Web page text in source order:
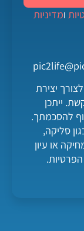
ומדיניות
יצירת
ייתכן
להסכמתך.
סליקה,
או עיון